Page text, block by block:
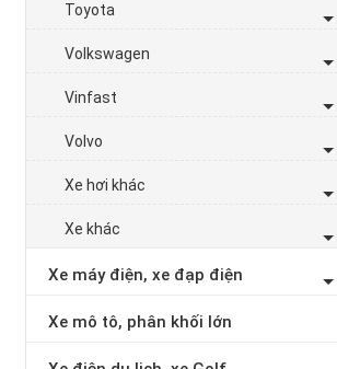
Toyota
Volkswagen
Vinfast
Volvo
Xe hơi khác
Xe khác
Xe máy điện, xe đạp điện
Xe mô tô, phân khối lớn